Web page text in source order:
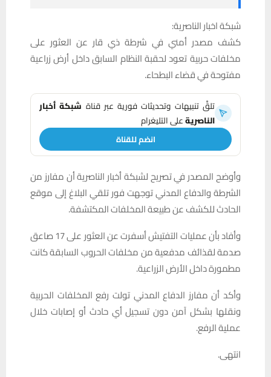
شبكة اخبار الناصرية:
كشف مصدر أمني في شرطة ذي قار عن العثور على
مخلفات حربية تعود لحقبة النظام السابق داخل أرض زراعية
مفتوحة في قضاء البطحاء.
تلقَّ تنبيهات وتحديثات فورية عبر قناة شبكة أخبار
الناصريةعلى التليغرام
انضم للقناة
وأوضح المصدر في تصريح لشبكة أخبار الناصرية أن مفارز من
الشرطة والدفاع المدني توجهت فور تلقي البلاغ إلى موقع
الحادث للكشف عن طبيعة المخلفات المكتشفة.
وأفاد بأن عمليات التفتيش أسفرت عن العثور على 17 صاعق
صدمة لقذائف مدفعية من مخلفات الحروب السابقة كانت
مطمورة داخل الأرض الزراعية.
وأكد أن مفارز الدفاع المدني تولت رفع المخلفات الحربية
ونقلها بشكل آمن دون تسجيل أي حادث أو إصابات خلال
عملية الرفع.
انتهى.